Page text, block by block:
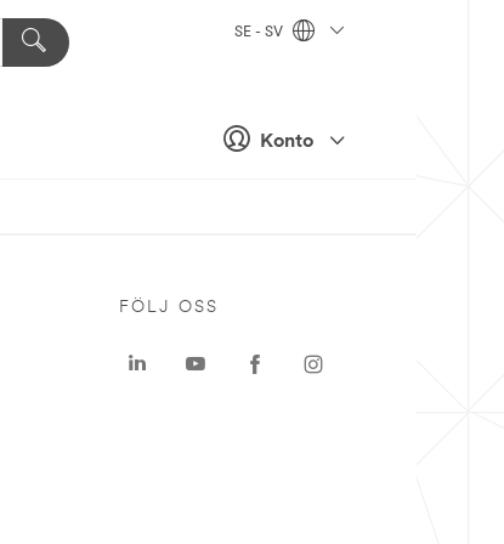
Konto
SE - SV
FÖLJ OSS